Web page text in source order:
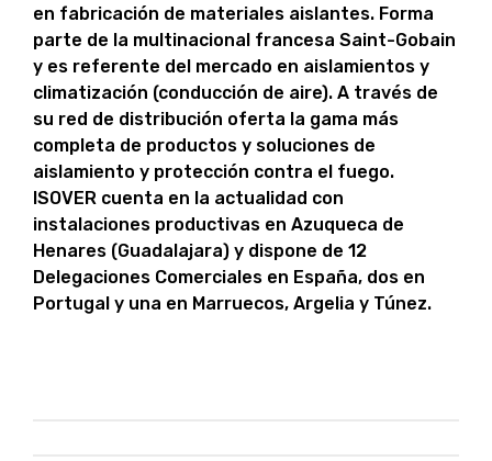
en fabricación de materiales aislantes. Forma
parte de la multinacional francesa Saint-Gobain
y es referente del mercado en aislamientos y
climatización (conducción de aire). A través de
su red de distribución oferta la gama más
completa de productos y soluciones de
aislamiento y protección contra el fuego.
ISOVER cuenta en la actualidad con
instalaciones productivas en Azuqueca de
Henares (Guadalajara) y dispone de 12
Delegaciones Comerciales en España, dos en
Portugal y una en Marruecos, Argelia y Túnez.